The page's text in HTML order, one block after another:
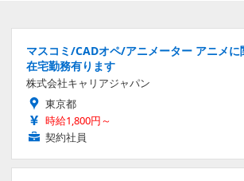
マスコミ/CADオペ/アニメーター アニメに
在宅勤務有ります
株式会社キャリアジャパン
東京都
時給1,800円～
契約社員